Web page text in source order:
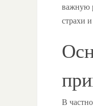
важную
страхи
В